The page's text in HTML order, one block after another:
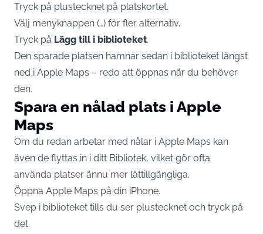
Tryck på plustecknet på platskortet.
Välj menyknappen (…) för fler alternativ.
Tryck på Lägg till i biblioteket.
Den sparade platsen hamnar sedan i biblioteket längst
ned i Apple Maps – redo att öppnas när du behöver
den.
Spara en nålad plats i Apple
Maps
Om du redan arbetar med nålar i Apple Maps kan
även de flyttas in i ditt Bibliotek, vilket gör ofta
använda platser ännu mer lättillgängliga.
Öppna Apple Maps på din iPhone.
Svep i biblioteket tills du ser plustecknet och tryck på
det.